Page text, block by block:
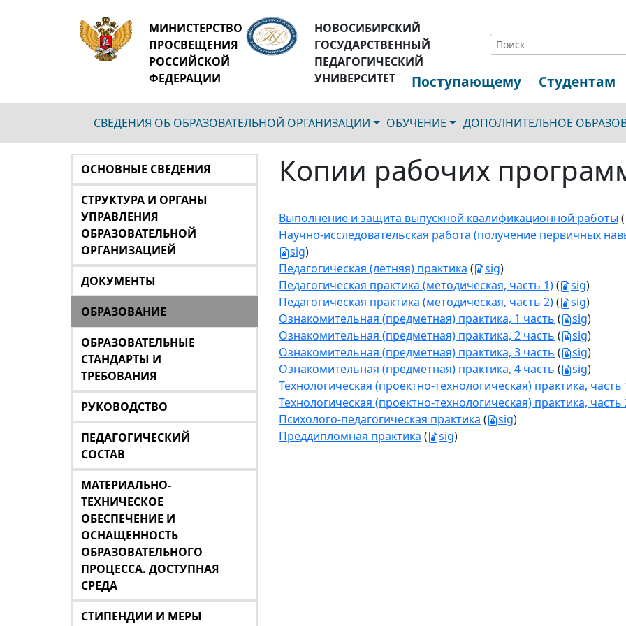
МИНИСТЕРСТВО
ПРОСВЕЩЕНИЯ
РОССИЙСКОЙ
ФЕДЕРАЦИИ
НОВОСИБИРСКИЙ
ГОСУДАРСТВЕННЫЙ
ПЕДАГОГИЧЕСКИЙ
УНИВЕРСИТЕТ
Поступающему Студентам
СВЕДЕНИЯ ОБ ОБРАЗОВАТЕЛЬНОЙ ОРГАНИЗАЦИИ ОБУЧЕНИЕ ДОПОЛНИТЕЛЬНОЕ
ОСНОВНЫЕ СВЕДЕНИЯ
СТРУКТУРА И ОРГАНЫ
УПРАВЛЕНИЯ
ОБРАЗОВАТЕЛЬНОЙ
ОРГАНИЗАЦИЕЙ
ДОКУМЕНТЫ
ОБРАЗОВАНИЕ
ОБРАЗОВАТЕЛЬНЫЕ
СТАНДАРТЫ И
ТРЕБОВАНИЯ
РУКОВОДСТВО
ПЕДАГОГИЧЕСКИЙ
СОСТАВ
МАТЕРИАЛЬНО-
ТЕХНИЧЕСКОЕ
ОБЕСПЕЧЕНИЕ И
ОСНАЩЕННОСТЬ
ОБРАЗОВАТЕЛЬНОГО
ПРОЦЕССА. ДОСТУПНАЯ
СРЕДА
СТИПЕНДИИ И МЕРЫ
Копии рабочих
Выполнение и защита выпускной квалификационной работы (
Научно-исследовательская работа (получение первичных
sig)
Педагогическая (летняя) практика ( sig)
Педагогическая практика (методическая, часть 1)( sig)
Педагогическая практика (методическая, часть 2)( sig)
Ознакомительная (предметная) практика, 1 часть ( sig)
Ознакомительная (предметная) практика, 2 часть ( sig)
Ознакомительная (предметная) практика, 3 часть ( sig)
Ознакомительная (предметная) практика, 4 часть ( sig)
Технологическая (проектно-технологическая) практика, часть
Технологическая (проектно-технологическая) практика, часть
Психолого-педагогическая практика ( sig)
Преддипломная практика ( sig)